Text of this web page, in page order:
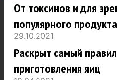
От токсинов и для
популярного продукта
29.10.2021
Раскрыт самый
приготовления яиц